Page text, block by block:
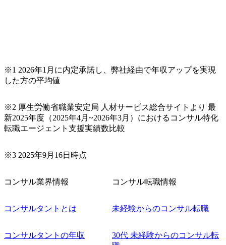
※1 2026年1月に内定承諾し、弊社経由で年収アップを実現
した方の平均値
※2 厚生労働省職業安定局 人材サービス総合サイトより 最
新2025年度（2025年4月~2026年3月）におけるコンサル特化
転職エージェント支援実績数比較
※3 2025年9月16日時点
コンサル業界情報
コンサルタントとは
コンサルタントの年収
コンサル転職情報
未経験からのコンサル転職
30代 未経験からのコンサル転